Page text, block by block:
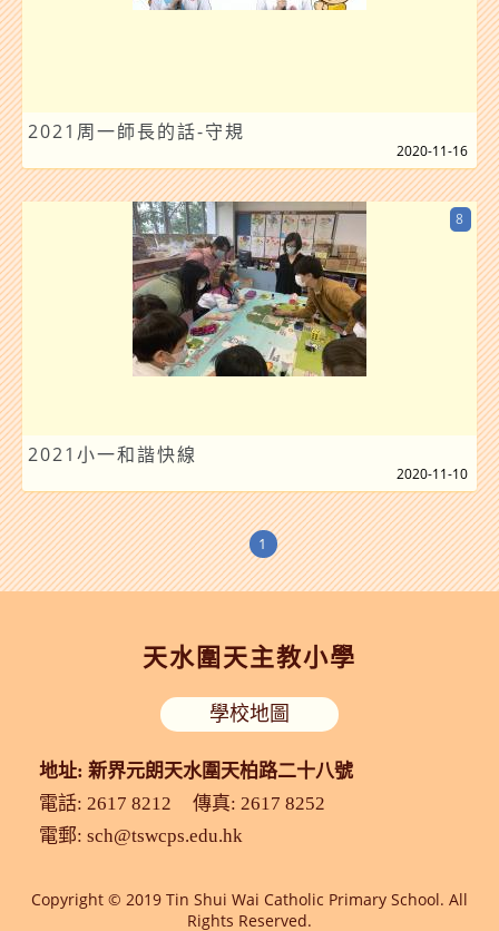
2021周一師長的話-守規
2020-11-16
2021小一和諧快線
8
2020-11-10
1
天水圍天主教小學
地址: 新界元朗天水圍天柏路二十八號
學校地圖
電話: 2617 8212
傳真: 2617 8252
電郵: sch@tswcps.edu.hk
Copyright © 2019 Tin Shui Wai Catholic Primary School. All
Rights Reserved.